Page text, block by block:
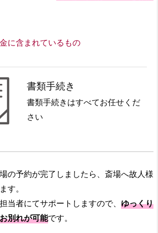
に含まれているもの
書類手続き
書類手続きはすべてお任せくだ
さい
の予約が完了しましたら、斎場へ故人様
す。
当者にてサポートしますので、 ゆっくり
別れが可能です。